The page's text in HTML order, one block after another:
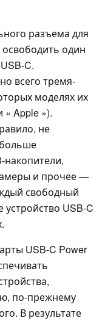
разъема для
один
C.
всего тремя-
моделях их
« Apple »).
не
и прочее —
свободный
USB-C
USB-C Power
по-прежнему
В результате